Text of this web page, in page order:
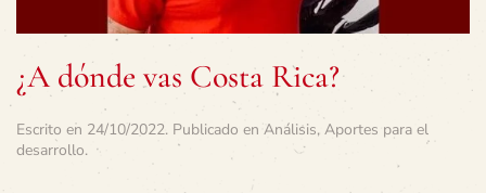
¿A dónde vas Costa Rica?
Escrito en 24/10/2022. Publicado en Análisis, Aportes para el
desarrollo.